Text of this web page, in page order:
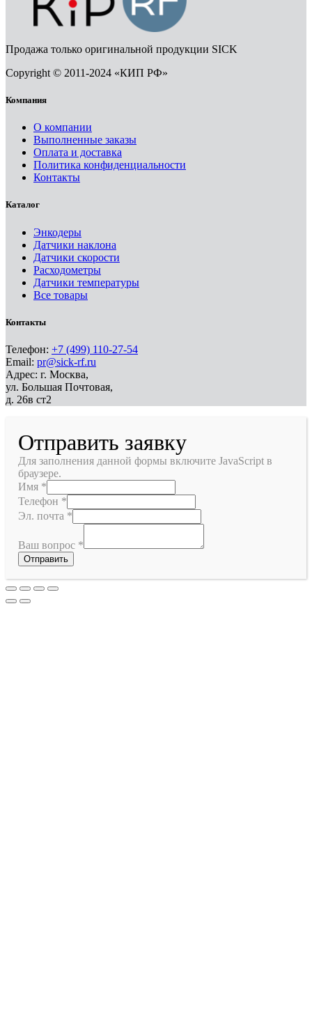
Продажа только оригинальной продукции SICK
Copyright © 2011-2024 «КИП РФ»
Компания
О компании
Выполненные заказы
Оплата и доставка
Политика конфиденциальности
Контакты
Каталог
Энкодеры
Датчики наклона
Датчики скорости
Расходометры
Датчики температуры
Все товары
Контакты
Телефон: +7 (499) 110-27-54
Email: pr@sick-rf.ru
Адрес: г. Москва,
ул. Большая Почтовая,
д. 26в ст2
Отправить заявку
Для заполнения данной формы включите JavaScript в
браузере.
Имя *
Телефон *
Эл. почта *
Ваш вопрос *
Отправить